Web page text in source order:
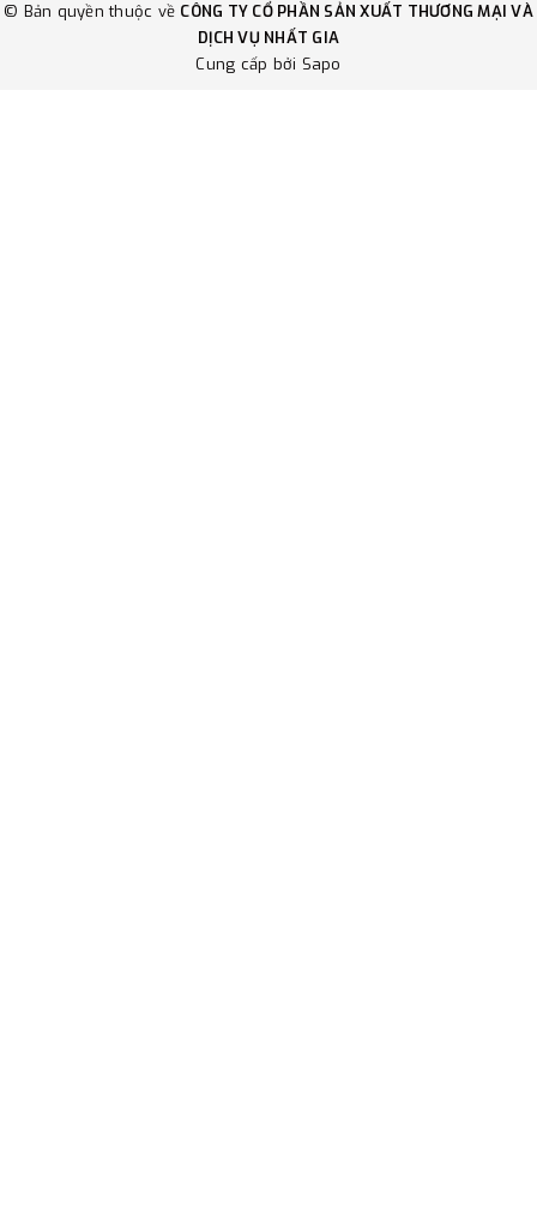
© Bản quyền thuộc về CÔNG TY CỔ PHẦN SẢN XUẤT THƯƠNG MẠI VÀ
DỊCH VỤ NHẤT GIA
Cung cấp bởi Sapo